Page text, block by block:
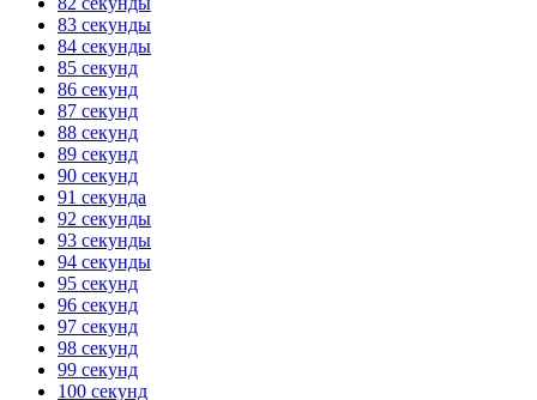
83 секунды
84 секунды
85 секунд
86 секунд
87 секунд
88 секунд
89 секунд
90 секунд
91 секунда
92 секунды
93 секунды
94 секунды
95 секунд
96 секунд
97 секунд
98 секунд
99 секунд
100 секунд